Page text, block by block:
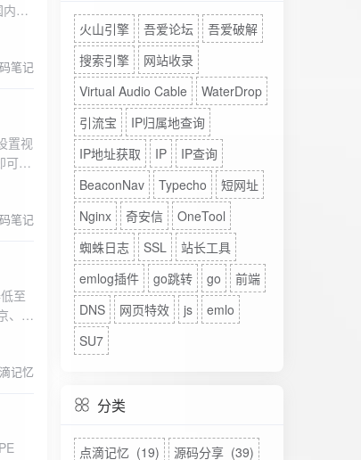
黄
笔记
置视
可。
笔记
、美
记忆
火山引擎 吾爱论坛
吾爱破解
搜索引擎
网站收录
Virtual Audio Cable
WaterDrop
引流宝
IP归属地查询
IP地址获取
IP
IP查询
BeaconNav
Typecho
短网址
Nginx
奇安信
OneTool
蜘蛛日志
SSL
站长工具
emlog插件
go跳转 go
前端
DNS
网页特效 js
emlo
SU7
分类
点滴记忆 (19)
源码分享 (39)